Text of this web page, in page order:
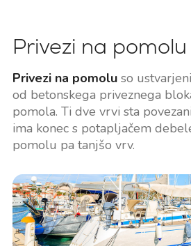
Privezi na pomolu
Privezi na pomoluso
od betonskega priveznega
pomola. Ti dve vrvi sta
ima konec s potapljačem
pomolu pa tanjšo vrv.